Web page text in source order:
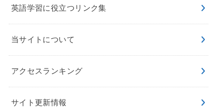
英語学習に役立つリンク集
当サイトについて
アクセスランキング
サイト更新情報